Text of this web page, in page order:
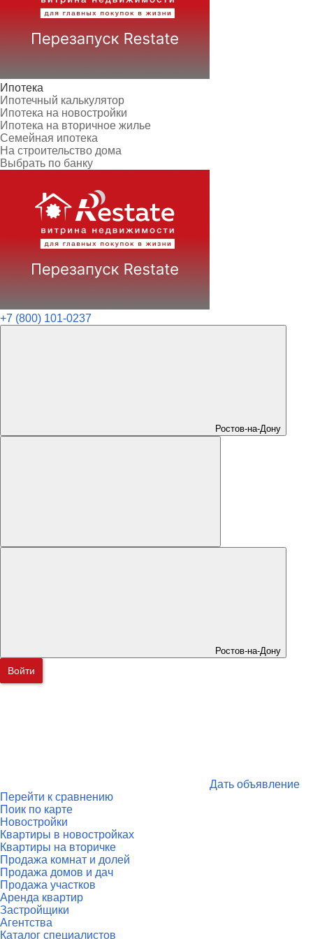
Ипотека
Ипотечный калькулятор
Ипотека на новостройки
Ипотека на вторичное жилье
Семейная ипотека
На строительство дома
Выбрать по банку
+7 (800) 101-0237
Ростов-на-Дону
Ростов-на-Дону
Войти
Дать объявление
Перейти к сравнению
Поик по карте
Новостройки
Квартиры в новостройках
Квартиры на вторичке
Продажа комнат и долей
Продажа домов и дач
Продажа участков
Аренда квартир
Застройщики
Агентства
Каталог специалистов